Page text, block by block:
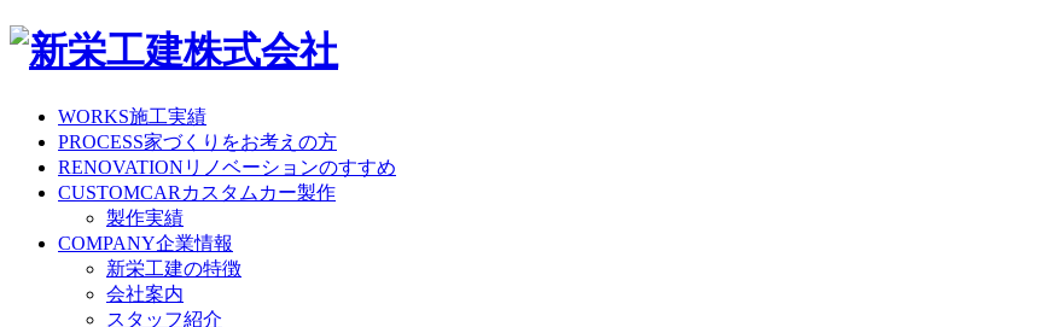
WORKS施工実績
PROCESS家づくりをお考えの方
RENOVATION リノベーションのすすめ
CUSTOMCAR カスタムカー製作
製作実績
COMPANY企業情報
新栄工建の特徴
会社案内
スタッフ紹介